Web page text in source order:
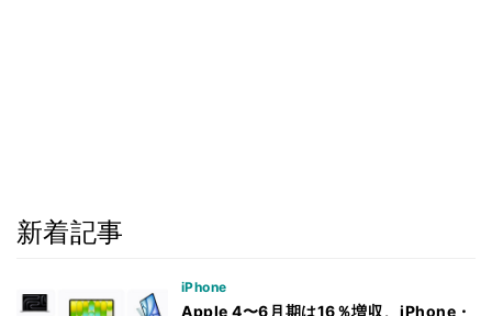
新着記事
iPhone
Apple 4〜6月期は16％増収、iPhone・